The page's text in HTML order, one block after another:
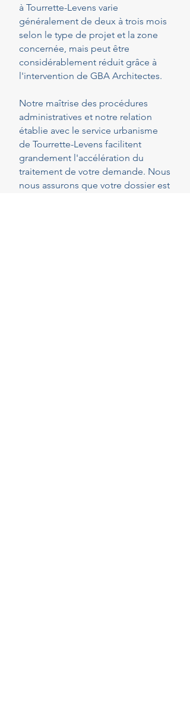
à Tourrette-Levens varie
généralement de deux à trois mois
selon le type de projet et la zone
concernée, mais peut être
considérablement réduit grâce à
l'intervention de GBA Architectes.
Notre maîtrise des procédures
administratives et notre relation
établie avec le service urbanisme
de Tourrette-Levens facilitent
grandement l'accélération du
traitement de votre demande. Nous
nous assurons que votre dossier est